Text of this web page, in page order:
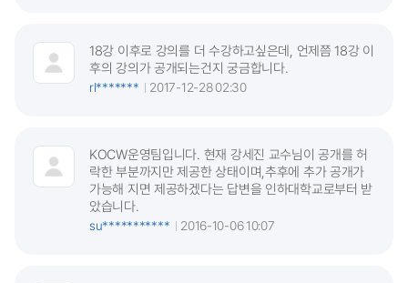
18강 이후로 강의를 더 수강하고싶은데, 언제쯤 18강 이
후의 강의가 공개되는건지 궁금합니다.
rl*******
2017-12-28 02:30
KOCW운영팀입니다. 현재 강세진 교수님이 공개를 허
락한 부분까지만 제공한 상태이며,추후에 추가 공개가
가능해 지면 제공하겠다는 답변을 인하대학교로부터 받
았습니다.
su***********
2016-10-06 10:07